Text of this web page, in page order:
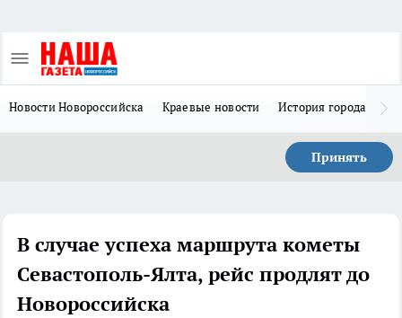
Новости Новороссийска Краевые новости История города Н
Принять
В случае успеха маршрута кометы
Севастополь-Ялта, рейс продлят до
Новороссийска